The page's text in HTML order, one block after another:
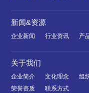
新闻&资源
企业新闻 行业资讯 产
关于我们
企业简介 文化理念 组
荣誉资质
联系方式